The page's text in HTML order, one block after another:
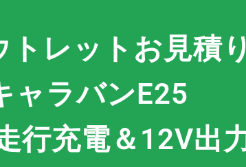
トレットお見積
ャラバンE25
行充電＆12V出